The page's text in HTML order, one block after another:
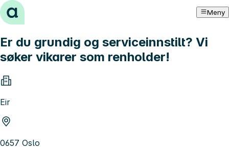
Hopp til innhold Meny
Er du grundig og serviceinnstilt? Vi
søker vikarer som renholder!
Eir
0657 Oslo